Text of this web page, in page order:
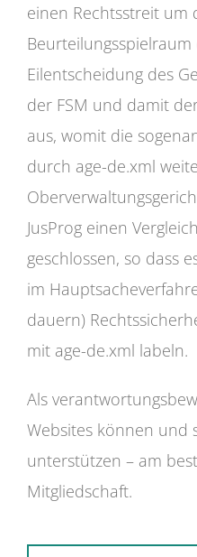
einen Rechtsstreit um
Beurteilungsspielraum
Eilentscheidung des
der FSM und damit
aus, womit die
durch age-de.xml
JusProg einen
geschlossen, so dass
im
dauern)
mit age-de.xml labeln.
Als
Websites können und
unterstützen – am
Mitgliedschaft.